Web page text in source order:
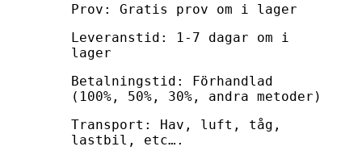
Prov: Gratis prov om i lager
Leveranstid: 1-7 dagar om i
lager
Betalningstid: Förhandlad
(100%, 50%, 30%, andra metoder)
Transport: Hav, luft, tåg,
lastbil, etc….